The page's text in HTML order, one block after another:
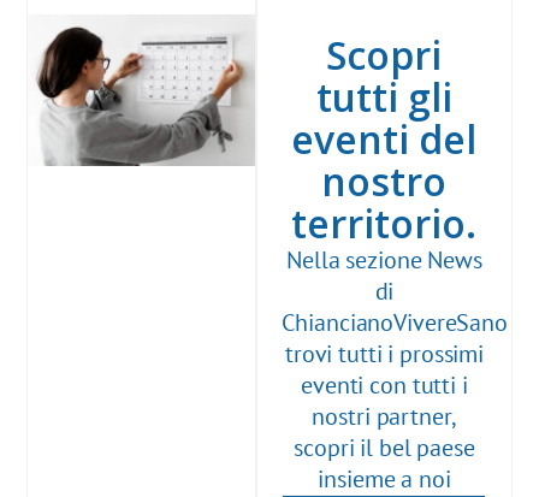
Scopri
tutti gli
eventi del
nostro
territorio.
Nella sezione News
di
ChiancianoVivereSano
trovi tutti i prossimi
eventi con tutti i
nostri partner,
scopri il bel paese
insieme a noi